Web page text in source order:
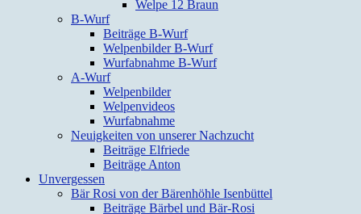
Welpe 12 Braun
B-Wurf
Beiträge B-Wurf
Welpenbilder B-Wurf
Wurfabnahme B-Wurf
A-Wurf
Welpenbilder
Welpenvideos
Wurfabnahme
Neuigkeiten von unserer Nachzucht
Beiträge Elfriede
Beiträge Anton
Unvergessen
Bär Rosi von der Bärenhöhle Isenbüttel
Beiträge Bärbel und Bär-Rosi